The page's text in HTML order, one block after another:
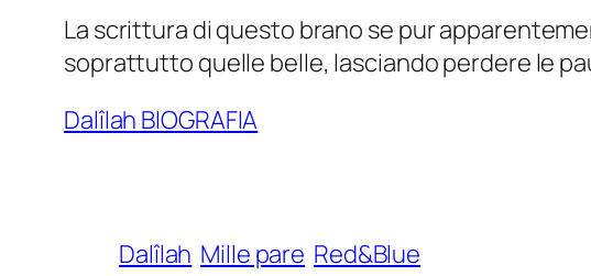
La scrittura di questo brano se pur
soprattutto quelle belle, lasciando perdere le
Dalîlah BIOGRAFIA
Dalîlah Mille pare Red&Blue